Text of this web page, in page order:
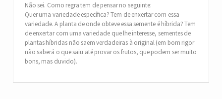
Não sei. Como regra tem de pensar no seguinte:
Quer uma variedade específica? Tem de enxertar com essa
variedade. A planta de onde obteve essa semente é híbrida? Tem
de enxertar com uma variedade que lhe interesse, sementes de
plantas híbridas não saem verdadeiras à original (em bom rigor
não saberá o que saiu até provar os frutos, que podem ser muito
bons, mas duvido).